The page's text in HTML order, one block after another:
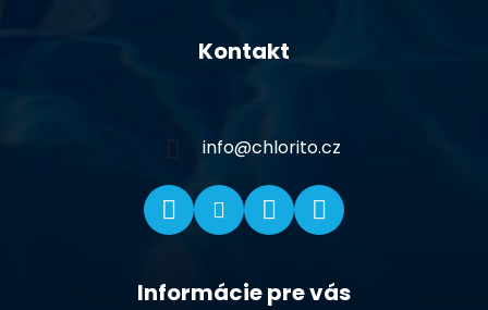
Kontakt
info@chlorito.cz
Informácie pre vás